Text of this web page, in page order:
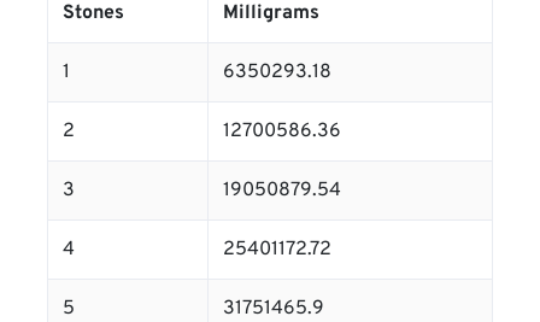
Stones Milligrams
1 6350293.18
2 12700586.36
3 19050879.54
4 25401172.72
5 31751465.9